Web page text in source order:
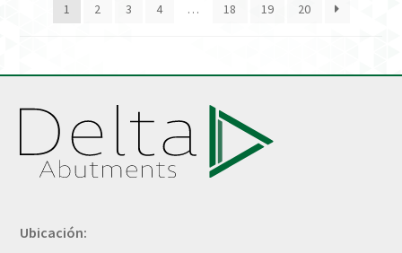
1 2 3 4 … 18 19 20
Ubicación: